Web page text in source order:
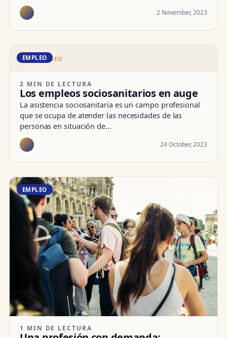
2 November, 2023
DD · EMPLEO
EMPLEO
2 MIN DE LECTURA
Los empleos sociosanitarios en auge
La asistencia sociosanitaria es un campo profesional
que se ocupa de atender las necesidades de las
personas en situación de…
24 October, 2023
EMPLEO
1 MIN DE LECTURA